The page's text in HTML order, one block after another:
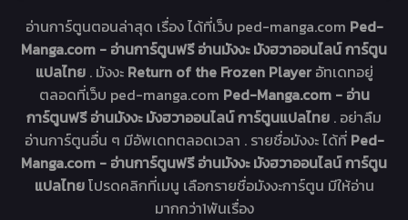
อ่านการ์ตูนตอนล่าสุด เรื่องได้ที่เว็บ ped-manga.com Ped-
Manga.com - อ่านการ์ตูนฟรี อ่านมังงะ มังฮวาออนไลน์ การ์ตูน
แปลไทย . มังงะ Return of the Frozen Player อัทเดทอยู่
ตลอดที่เว็บ ped-manga.com Ped-Manga.com - อ่าน
การ์ตูนฟรี อ่านมังงะ มังฮวาออนไลน์ การ์ตูนแปลไทย . อย่าลืม
อ่านการ์ตูนอื่น ๆ มีอัพเดทตลอดเวลา . รายชื่อมังงะ ได้ที่ Ped-
Manga.com - อ่านการ์ตูนฟรี อ่านมังงะ มังฮวาออนไลน์ การ์ตูน
แปลไทยโปรดคลิกที่เมนู เลือกรายชื่อมังงะการ์ตูน มีให้อ่าน
มากกว่า1พันเรื่อง